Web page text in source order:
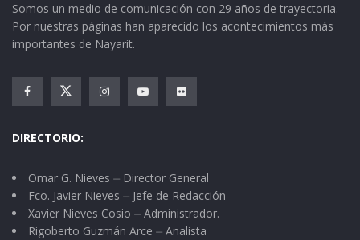
Somos un medio de comunicación con 29 años de trayectoria.
Por nuestras páginas han aparecido los acontecimientos más
importantes de Nayarit.
DIRECTORIO:
Omar G. Nieves ⏤ Director General
Fco. Javier Nieves ⏤ Jefe de Redacción
Xavier Nieves Cosio ⏤ Administrador.
Rigoberto Guzmán Arce ⏤ Analista